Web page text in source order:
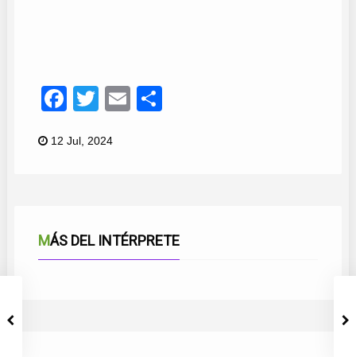
Facebook
TwitterEmail
12 Jul, 2024
MÁS DEL INTÉRPRETE